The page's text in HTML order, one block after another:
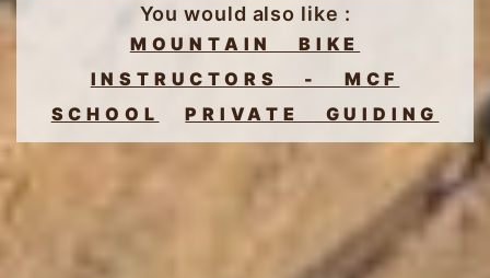
You would also like :
MOUNTAIN BIKE
INSTRUCTORS - MCF
SCHOOL
PRIVATE GUIDING